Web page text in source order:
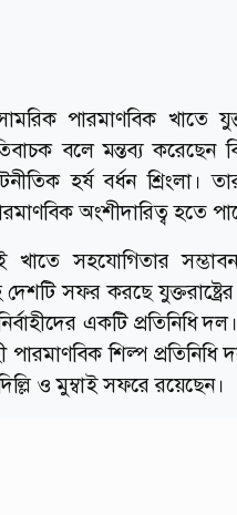
পারমাণবিক খাতে
বলে মন্তব্য করেছেন
হর্ষ বর্ধন শ্রিংলা।
অংশীদারিত্ব হতে
সহযোগিতার
দেশটি সফর করছে
একটি প্রতিনিধি
পারমাণবিক শিল্প
ও মুম্বাই সফরে রয়েছেন।